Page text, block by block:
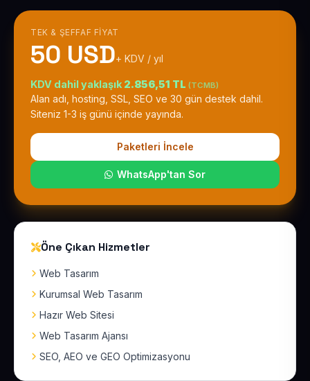
TEK & ŞEFFAF FIYAT
50 USD+ KDV / yıl
KDV dahil yaklaşık 2.856,51 TL (TCMB)
Alan adı, hosting, SSL, SEO ve 30 gün destek dahil.
Siteniz 1-3 iş günü içinde yayında.
Paketleri İncele
WhatsApp'tan Sor
Öne Çıkan Hizmetler
Web Tasarım
Kurumsal Web Tasarım
Hazır Web Sitesi
Web Tasarım Ajansı
SEO, AEO ve GEO Optimizasyonu